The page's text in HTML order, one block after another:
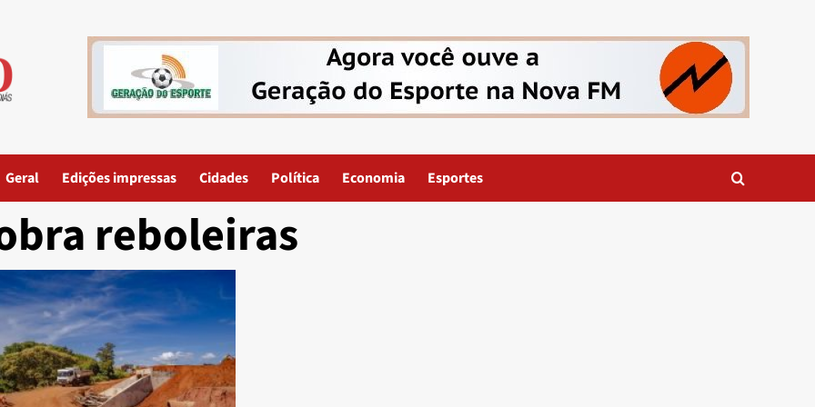
Geral Edições impressas Cidades Política Economia Esportes
reboleiras